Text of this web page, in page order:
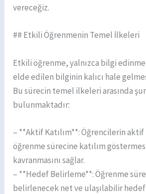
vereceğiz.
## Etkili Öğrenmenin Temel İlkeleri
Etkili öğrenme, yalnızca bilgi
elde edilen bilginin kalıcı hale
Bu sürecin temel ilkeleri arasında
bulunmaktadır:
– **Aktif Katılım**: Öğrencilerin
öğrenme sürecine katılım
kavranmasını sağlar.
– **Hedef Belirleme**: Öğrenme
belirlenecek net ve ulaşılabilir